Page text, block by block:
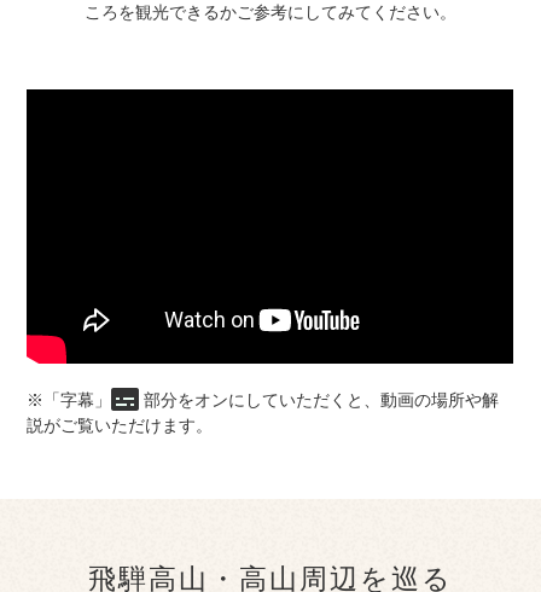
ころを観光できるかご参考にしてみてください。
※「字幕」
部分をオンにしていただくと、動画の場所や解
説がご覧いただけます。
飛騨高山・高山周辺を巡る